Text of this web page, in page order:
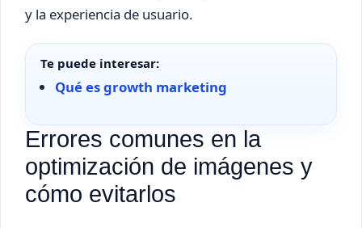
y la experiencia de usuario.
Te puede interesar:
Qué es growth marketing
Errores comunes en la
optimización de imágenes y
cómo evitarlos